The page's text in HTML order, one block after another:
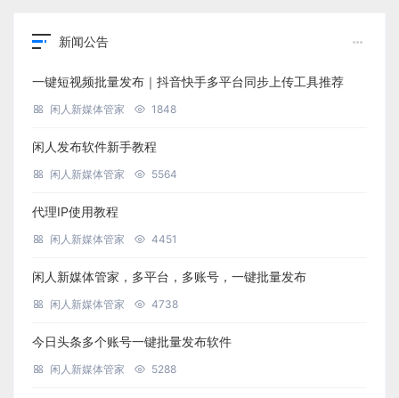
新闻公告
一键短视频批量发布｜抖音快手多平台同步上传工具推荐
闲人新媒体管家 1848
闲人发布软件新手教程
闲人新媒体管家 5564
代理IP使用教程
闲人新媒体管家 4451
闲人新媒体管家，多平台，多账号，一键批量发布
闲人新媒体管家 4738
今日头条多个账号一键批量发布软件
闲人新媒体管家 5288